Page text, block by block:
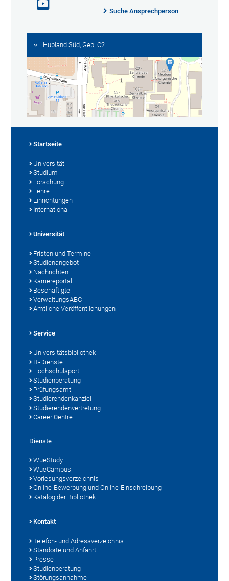
Suche Ansprechperson
Hubland Süd, Geb. C2
Startseite
Universität
Studium
Forschung
Lehre
Einrichtungen
International
Universität
Fristen und Termine
Studienangebot
Nachrichten
Karriereportal
Beschäftigte
VerwaltungsABC
Amtliche Veröffentlichungen
Service
Universitätsbibliothek
IT-Dienste
Hochschulsport
Studienberatung
Prüfungsamt
Studierendenkanzlei
Studierendenvertretung
Career Centre
Dienste
WueStudy
WueCampus
Vorlesungsverzeichnis
Online-Bewerbung und Online-Einschreibung
Katalog der Bibliothek
Kontakt
Telefon- und Adressverzeichnis
Standorte und Anfahrt
Presse
Studienberatung
Störungsannahme